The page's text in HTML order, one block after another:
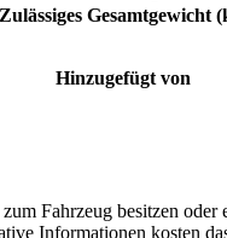
Zulässiges Gesamtgewicht
Hinzugefügt von
Fahrzeug besitzen
Informationen kosten